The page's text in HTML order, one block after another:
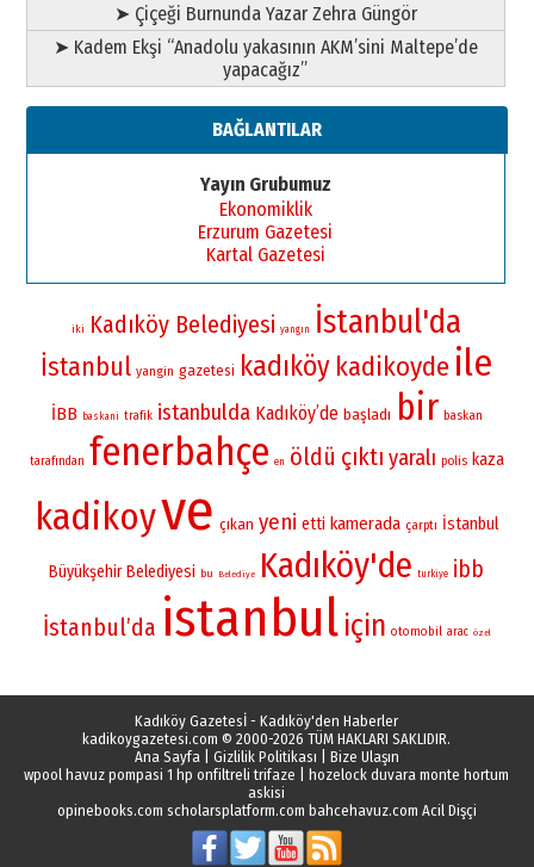
➤ Çiçeği Burnunda Yazar Zehra Güngör
➤ Kadem Ekşi “Anadolu yakasının AKM’sini Maltepe’de
yapacağız”
BAĞLANTILAR
Yayın Grubumuz
Ekonomiklik
Erzurum Gazetesi
Kartal Gazetesi
iki Kadıköy Belediyesi yangın İstanbul'da
İstanbul yangin gazetesi kadıköy kadikoyde ile
İBB baskani trafik istanbulda Kadıköy’de başladı bir baskan
tarafından fenerbahçe en öldü çıktı yaralı polis kaza
kadikoyve çıkan yeni etti kamerada çarptı İstanbul
Büyükşehir Belediyesi bu Belediye Kadıköy'de turkiye ibb
İstanbul’da istanbul için otomobil arac özel
Kadıköy Gazetesİ - Kadıköy'den Haberler
kadikoygazetesi.com © 2000-2026 TÜM HAKLARI SAKLIDIR.
Ana Sayfa
Gizlilik Politikası
Bize Ulaşın
wpool havuz pompasi 1 hp onfiltreli trifaze |hozelock duvara monte hortum
askisi
opinebooks.com scholarsplatform.com bahcehavuz.com Acil Dişçi